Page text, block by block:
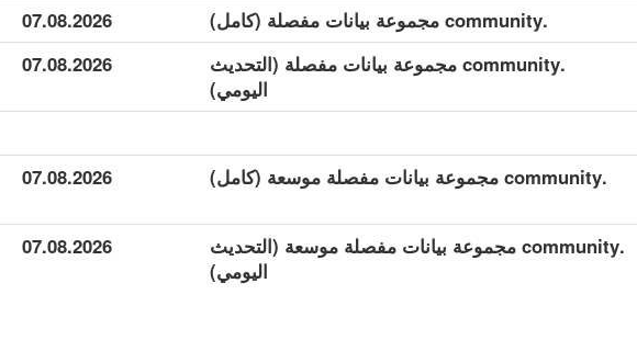
.community مجموعة بيانات مفصلة (كامل) 07.08.2026
.community مجموعة بيانات مفصلة (التحديث
اليومي)
07.08.2026
.community مجموعة بيانات مفصلة موسعة (كامل) 07.08.2026
.community مجموعة بيانات مفصلة موسعة (التحديث
اليومي)
07.08.2026